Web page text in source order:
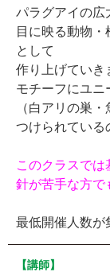
パラグアイの広
目に映る動物
として
作り上げていき
モチーフにユニ
（白アリの巣
つけられている
このクラスでは
針が苦手な方で
最低開催人数が
【講師】